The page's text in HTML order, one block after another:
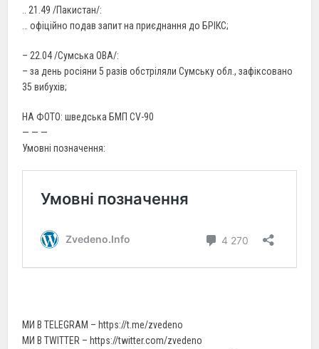
.. 21.49 /Пакистан/:
… офіційно подав запит на приєднання до БРІКС;
– 22.04 /Сумська ОВА/:
– за день росіяни 5 разів обстріляли Сумську обл., зафіксовано
35 вибухів;
НА ФОТО: шведська БМП CV-90
— — —
Умовні позначення:
МИ В TELEGRAM – https://t.me/zvedeno
МИ В TWITTER – https://twitter.com/zvedeno